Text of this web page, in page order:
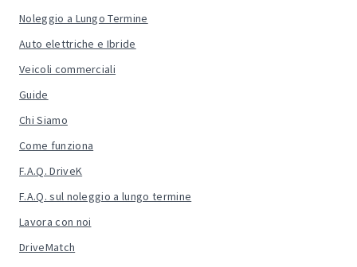
Noleggio a Lungo Termine
Auto elettriche e Ibride
Veicoli commerciali
Guide
Chi Siamo
Come funziona
F.A.Q. DriveK
F.A.Q. sul noleggio a lungo termine
Lavora con noi
DriveMatch